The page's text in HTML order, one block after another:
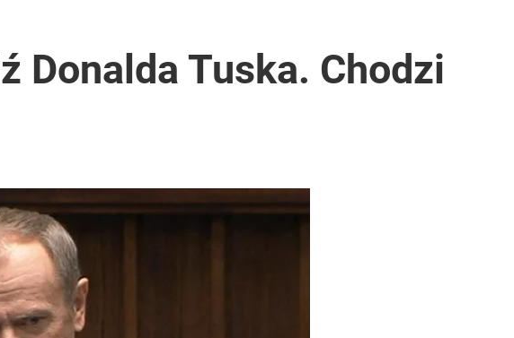
sobie nieruchomości
złotych
nad morzem
Donalda Tuska. Chodzi